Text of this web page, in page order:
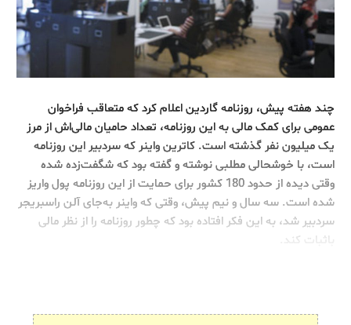
چند هفته پیش، روزنامه گاردین اعلام کرد که متعاقب فراخوان
عمومی برای کمک مالی به این روزنامه، تعداد حامیان مالی‌اش از مرز
یک میلیون نفر گذشته است. کاترین واینر که سردبیر این روزنامه
است، با خوشحالی مطلبی نوشته و گفته بود که شگفت‌زده شده
وقتی دیده از حدود 180 کشور برای حمایت از این روزنامه پول واریز
شده است. سه سال و نیم پیش، وقتی که واینر به‌جای آلن راسبریجر
سردبیر شد، به این فکر افتاده بود که چطور روزنامه را از نظر مالی
باثبات کند.